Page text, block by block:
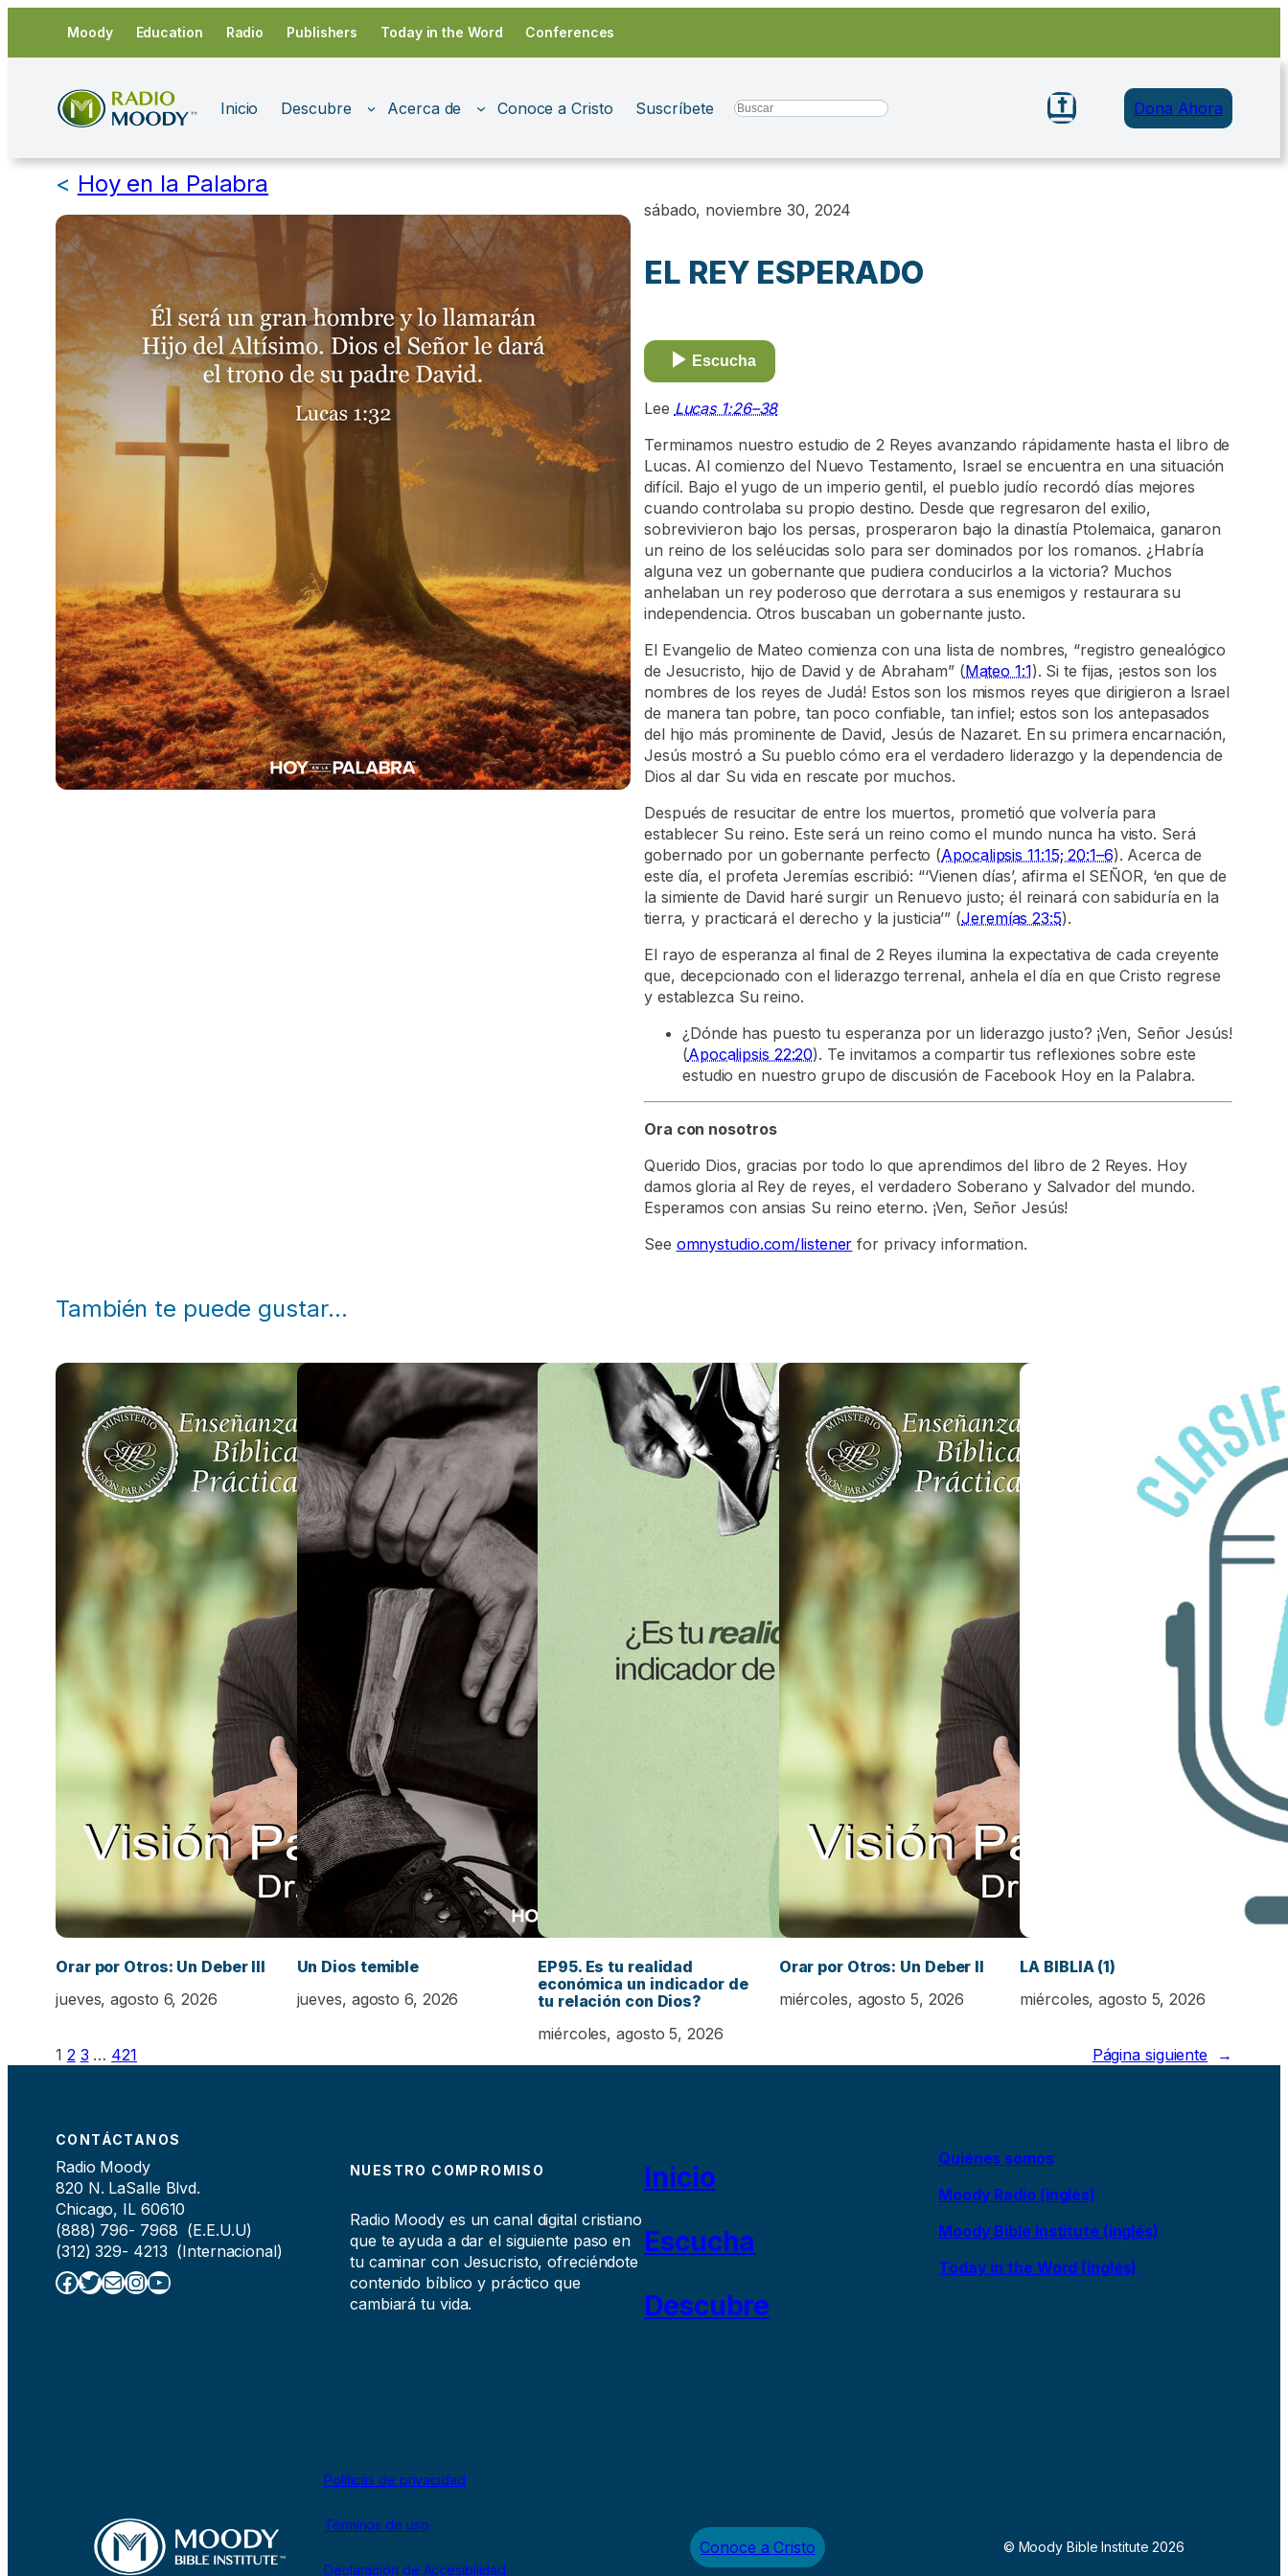
contenido
Moody Education Radio Publishers Today in the Word Conferences
Inicio Descubre Acerca de Conoce a Cristo Suscríbete Search Dona Ahora
< Hoy en la Palabra
sábado, noviembre 30, 2024
EL REY ESPERADO
Escucha
Lee Lucas 1:26–38
Terminamos nuestro estudio de 2 Reyes avanzando rápidamente hasta el libro de
Lucas. Al comienzo del Nuevo Testamento, Israel se encuentra en una situación
difícil. Bajo el yugo de un imperio gentil, el pueblo judío recordó días mejores
cuando controlaba su propio destino. Desde que regresaron del exilio,
sobrevivieron bajo los persas, prosperaron bajo la dinastía Ptolemaica, ganaron
un reino de los seléucidas solo para ser dominados por los romanos. ¿Habría
alguna vez un gobernante que pudiera conducirlos a la victoria? Muchos
anhelaban un rey poderoso que derrotara a sus enemigos y restaurara su
independencia. Otros buscaban un gobernante justo.
El Evangelio de Mateo comienza con una lista de nombres, “registro genealógico
de Jesucristo, hijo de David y de Abraham” (Mateo 1:1). Si te fijas, ¡estos son los
nombres de los reyes de Judá! Estos son los mismos reyes que dirigieron a Israel
de manera tan pobre, tan poco confiable, tan infiel; estos son los antepasados ​​
del hijo más prominente de David, Jesús de Nazaret. En su primera encarnación,
Jesús mostró a Su pueblo cómo era el verdadero liderazgo y la dependencia de
Dios al dar Su vida en rescate por muchos.
Después de resucitar de entre los muertos, prometió que volvería para
establecer Su reino. Este será un reino como el mundo nunca ha visto. Será
gobernado por un gobernante perfecto (Apocalipsis 11:15; 20:1–6). Acerca de
este día, el profeta Jeremías escribió: “‘Vienen días’, afirma el SEÑOR, ‘en que de
la simiente de David haré surgir un Renuevo justo; él reinará con sabiduría en la
tierra, y practicará el derecho y la justicia’” (Jeremías 23:5).
El rayo de esperanza al final de 2 Reyes ilumina la expectativa de cada creyente
que, decepcionado con el liderazgo terrenal, anhela el día en que Cristo regrese
y establezca Su reino.
¿Dónde has puesto tu esperanza por un liderazgo justo? ¡Ven, Señor Jesús!
(Apocalipsis 22:20). Te invitamos a compartir tus reflexiones sobre este
estudio en nuestro grupo de discusión de Facebook Hoy en la Palabra.
Ora con nosotros
Querido Dios, gracias por todo lo que aprendimos del libro de 2 Reyes. Hoy
damos gloria al Rey de reyes, el verdadero Soberano y Salvador del mundo.
Esperamos con ansias Su reino eterno. ¡Ven, Señor Jesús!
See omnystudio.com/listener for privacy information.
También te puede gustar…
Orar por Otros: Un Deber III
jueves, agosto 6, 2026
Un Dios temible
jueves, agosto 6, 2026
EP95. Es tu realidad
económica un indicador de
tu relación con Dios?
miércoles, agosto 5, 2026
Orar por Otros: Un Deber II
miércoles, agosto 5, 2026
LA BIBLIA (1)
miércoles, agosto 5, 2026
1 2 3 … 421 Página siguiente →
CONTÁCTANOS
Radio Moody
820 N. LaSalle Blvd.
Chicago, IL 60610
(888) 796- 7968 (E.E.U.U)
(312) 329- 4213 (Internacional)
Facebook Twitter Correo electrónico InstagramYouTube
NUESTRO COMPROMISO
Radio Moody es un canal digital cristiano
que te ayuda a dar el siguiente paso en
tu caminar con Jesucristo, ofreciéndote
contenido bíblico y práctico que
cambiará tu vida.
Inicio
Escucha
Descubre
Quiénes somos
Moody Radio (inglés)
Moody Bible Institute (inglés)
Today in the Word (inglés)
Políticas de privacidad
Términos de uso
Declaración de Accesibilidad
Conoce a Cristo © Moody Bible Institute 2026